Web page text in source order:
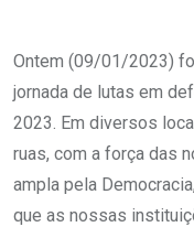
Ontem (09/01/2023)
jornada de lutas em
2023. Em diversos
ruas, com a força das
ampla pela
que as nossas